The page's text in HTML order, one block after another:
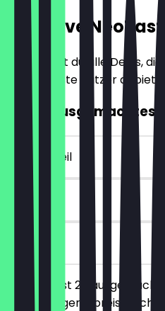
Exklusive
Hier findest du alle Deals,
für NeoTaste Nutzer
2für1 Hausgemachtes
~€ 6 Vorteil
90 Tage
vor Ort
Du bestellst 2
das günstigere/